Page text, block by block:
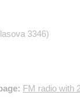
3346)
FM radio with